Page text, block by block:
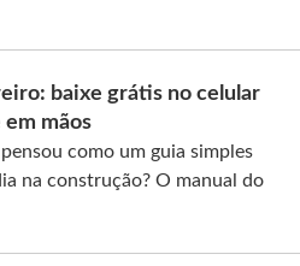
baixe grátis no celular
mãos
como um guia simples
na construção? O manual do